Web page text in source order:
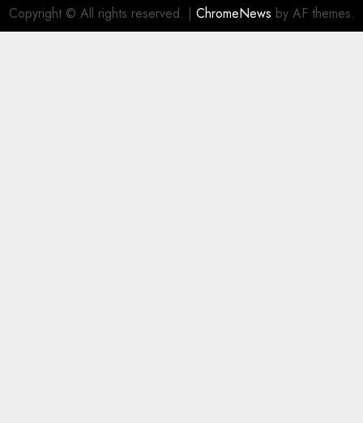
Copyright © All rights reserved. | ChromeNews by AF themes.